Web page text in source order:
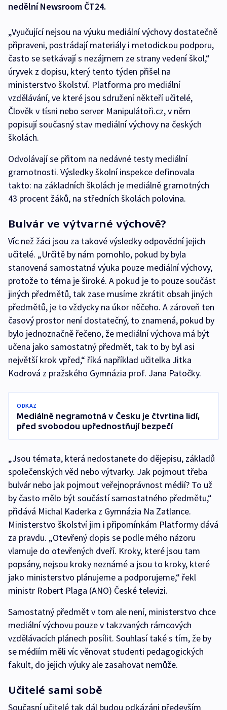
nedělní Newsroom ČT24.
„Vyučující nejsou na výuku mediální výchovy dostatečně
připraveni, postrádají materiály i metodickou podporu,
často se setkávají s nezájmem ze strany vedení škol,“
úryvek z dopisu, který tento týden přišel na
ministerstvo školství. Platforma pro mediální
vzdělávání, ve které jsou sdružení někteří učitelé,
Člověk v tísni nebo server Manipulátoři.cz, v něm
popisují současný stav mediální výchovy na českých
školách.
Odvolávají se přitom na nedávné testy mediální
gramotnosti. Výsledky školní inspekce definovala
takto: na základních školách je mediálně gramotných
43 procent žáků, na středních školách polovina.
Bulvár ve výtvarné výchově?
Víc než žáci jsou za takové výsledky odpovědní jejich
učitelé. „Určitě by nám pomohlo, pokud by byla
stanovená samostatná výuka pouze mediální výchovy,
protože to téma je široké. A pokud je to pouze součást
jiných předmětů, tak zase musíme zkrátit obsah jiných
předmětů, je to vždycky na úkor něčeho. A zároveň ten
časový prostor není dostatečný, to znamená, pokud by
bylo jednoznačně řečeno, že mediální výchova má být
učena jako samostatný předmět, tak to by byl asi
největší krok vpřed,“ říká například učitelka Jitka
Kodrová z pražského Gymnázia prof. Jana Patočky.
ODKAZ
Mediálně negramotná v Česku je čtvrtina lidí,
před svobodou upřednostňují bezpečí
„Jsou témata, která nedostanete do dějepisu, základů
společenských věd nebo výtvarky. Jak pojmout třeba
bulvár nebo jak pojmout veřejnoprávnost médií? To už
by často mělo být součástí samostatného předmětu,“
přidává Michal Kaderka z Gymnázia Na Zatlance.
Ministerstvo školství jim i připomínkám Platformy dává
za pravdu. „Otevřený dopis se podle mého názoru
vlamuje do otevřených dveří. Kroky, které jsou tam
popsány, nejsou kroky neznámé a jsou to kroky, které
jako ministerstvo plánujeme a podporujeme,“ řekl
ministr Robert Plaga (ANO) České televizi.
Samostatný předmět v tom ale není, ministerstvo chce
mediální výchovu pouze v takzvaných rámcových
vzdělávacích plánech posílit. Souhlasí také s tím, že by
se médiím měli víc věnovat studenti pedagogických
fakult, do jejich výuky ale zasahovat nemůže.
Učitelé sami sobě
Současní učitelé tak dál budou odkázáni především